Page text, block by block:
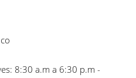
8:30 a.m a 6:30 p.m -